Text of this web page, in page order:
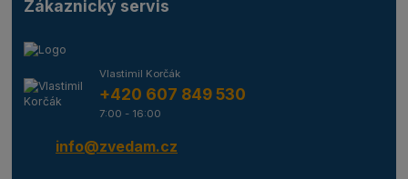
Zákaznický servis
Vlastimil Korčák
+420 607 849 530
7:00 - 16:00
info@zvedam.cz